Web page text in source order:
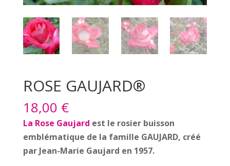
ROSE GAUJARD®
18,00 €
La Rose Gaujard est le rosier buisson
emblématique de la famille GAUJARD, créé
par Jean-Marie Gaujard en 1957.